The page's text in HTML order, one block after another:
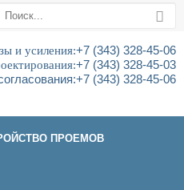
и усиления:+7 (343) 328-45-06
+7 (343) 328-45-03
+7 (343) 328-45-06
ПРОЕМОВ